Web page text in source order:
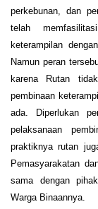
perkebunan, dan
telah
keterampilan
Namun peran
karena Rutan
pembinaan
ada. Diperlukan
pelaksanaan
praktiknya rutan
Pemasyarakatan
sama dengan
Warga Binaannya.